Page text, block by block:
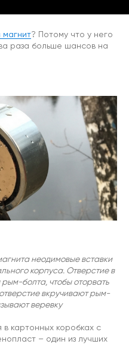
магнит? Потому что у него
раза больше шансов на
неодимовые вставки
корпуса. Отверстие в
болта, чтобы оторвать
вкручивают рым-
веревку
картонных коробках с
– один из лучших